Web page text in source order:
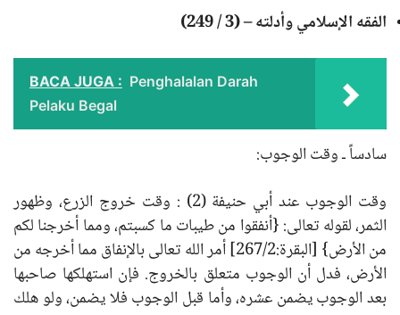
الفقه الإسلامي وأدلته – (3 / 249)
BACA JUGA : Penghalalan Darah
Pelaku Begal
سادساً ـ وقت الوجوب:
وقت الوجوب عند أبي حنيفة (2) : وقت خروج الزرع، وظهور
الثمر، لقوله تعالى: {أنفقوا من طيبات ما كسبتم، ومما أخرجنا لكم
من الأرض} [البقرة:267/2] أمر الله تعالى بالإنفاق مما أخرجه من
الأرض، فدل أن الوجوب متعلق بالخروج. فإن استهلكها صاحبها
بعد الوجوب يضمن عشره، وأما قبل الوجوب فلا يضمن، ولو هلك